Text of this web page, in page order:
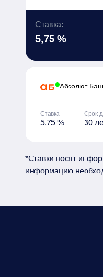
Ставка:
5,75 %
Абсолют
Ставка
5,75 %
Срок
30
*Ставки носят
информацию